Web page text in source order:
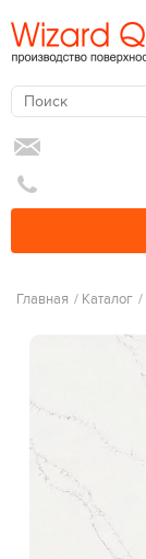
Главная / Каталог /